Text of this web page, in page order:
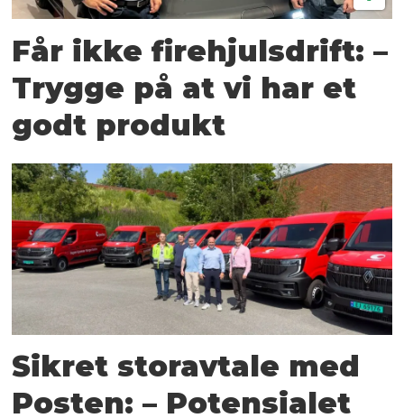
Får ikke firehjulsdrift: –
Trygge på at vi har et
godt produkt
Sikret storavtale med
Posten: – Potensialet